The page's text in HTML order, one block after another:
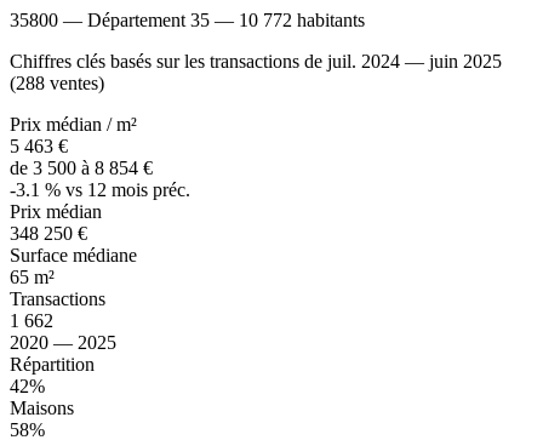
35800 — Département 35 — 10 772 habitants
Chiffres clés basés sur les transactions de juil. 2024 — juin 2025
(288 ventes)
Prix médian / m²
5 463 €
de 3 500 à 8 854 €
-3.1 % vs 12 mois préc.
Prix médian
348 250 €
Surface médiane
65 m²
Transactions
1 662
2020 — 2025
Répartition
42%
Maisons
58%